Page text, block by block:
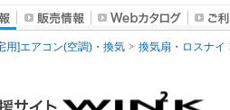
用]エアコン(空調)・換気 換気扇・ロスナイ